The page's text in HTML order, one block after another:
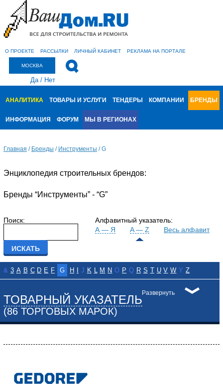
О ПРОЕКТЕ РАССЫЛКИ ЛИЧНЫЙ КАБИНЕТ РЕКЛАМА НА ПОРТАЛЕ
МОСКВА
Да/ Нет
АНАЛИТИКА ТОВАРЫ И УСЛУГИ ТЕНДЕРЫ КОМПАНИИ БРЕНДЫ
ИНФОРМАЦИЯ ФОРУМ МЫ В РЕГИОНАХ
Главная / Бренды / Инструменты /G
Энциклопедия строительных брендов:
Бренды “Инструменты” - “G”
Алфавитный указатель:
А — Я
A — Z Весь алфавит
Поиск:
& 3 A B C D E F G H J K L M N O P Q R S T U V W Y Z
Развернуть
ТОВАРНЫЙ УКАЗАТЕЛЬ
(86 ТОРГОВЫХ МАРОК)